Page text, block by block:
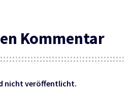
Kommentar
nicht veröffentlicht.